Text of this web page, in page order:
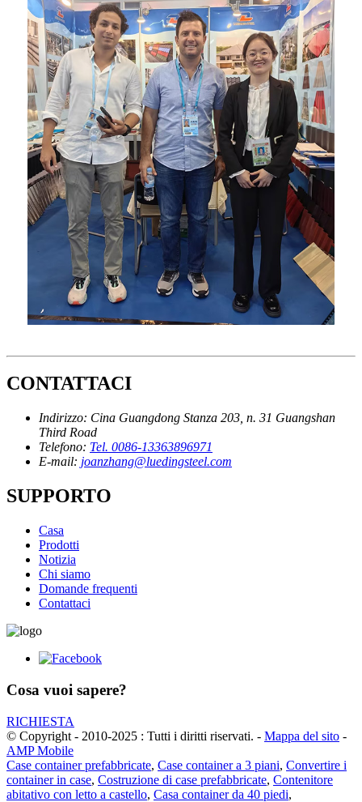
CONTATTACI
Indirizzo: Cina Guangdong Stanza 203, n. 31 Guangshan
Third Road
Telefono: Tel. 0086-13363896971
E-mail: joanzhang@luedingsteel.com
SUPPORTO
Casa
Prodotti
Notizia
Chi siamo
Domande frequenti
Contattaci
Cosa vuoi sapere?
RICHIESTA
© Copyright - 2010-2025 : Tutti i diritti riservati. - Mappa del sito -
AMP Mobile
Case container prefabbricate, Case container a 3 piani, Convertire i
container in case, Costruzione di case prefabbricate, Contenitore
abitativo con letto a castello, Casa container da 40 piedi,